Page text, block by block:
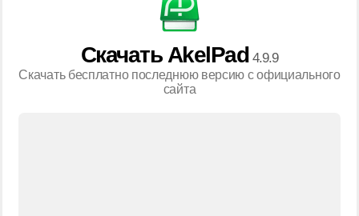
Скачать AkelPad 4.9.9
Скачать бесплатно последнюю версию с официального
сайта